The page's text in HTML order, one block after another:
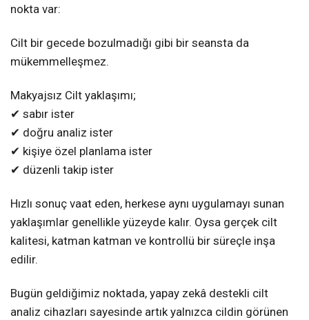
nokta var:
Cilt bir gecede bozulmadığı gibi bir seansta da
mükemmelleşmez.
Makyajsız Cilt yaklaşımı;
✔ sabır ister
✔ doğru analiz ister
✔ kişiye özel planlama ister
✔ düzenli takip ister
Hızlı sonuç vaat eden, herkese aynı uygulamayı sunan
yaklaşımlar genellikle yüzeyde kalır. Oysa gerçek cilt
kalitesi, katman katman ve kontrollü bir süreçle inşa
edilir.
Bugün geldiğimiz noktada, yapay zekâ destekli cilt
analiz cihazları sayesinde artık yalnızca cildin görünen